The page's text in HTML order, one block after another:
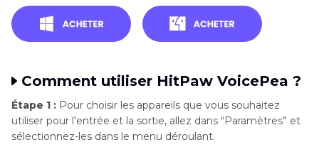
Comment utiliser HitPaw VoicePea ?
Étape 1 : Pour choisir les appareils que vous souhaitez
utiliser pour l'entrée et la sortie, allez dans “Paramètres” et
sélectionnez-les dans le menu déroulant.